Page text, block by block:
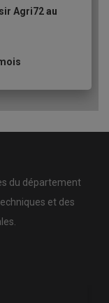
Agri72 au
du département
et des